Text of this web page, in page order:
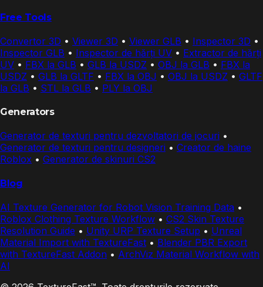
Free Tools
Convertor 3D • Viewer 3D • Viewer GLB • Inspector 3D •
Inspector GLB • Inspector de hărți UV • Extractor de hărți
UV • FBX la GLB • GLB la USDZ • OBJ la GLB • FBX la
USDZ • GLB la GLTF • FBX la OBJ • OBJ la USDZ • GLTF
la GLB • STL la GLB • PLY la OBJ
Generators
Generator de texturi pentru dezvoltatori de jocuri •
Generator de texturi pentru designeri • Creator de haine
Roblox • Generator de skinuri CS2
Blog
AI Texture Generator for Robot Vision Training Data •
Roblox Clothing Texture Workflow • CS2 Skin Texture
Resolution Guide • Unity URP Texture Setup • Unreal
Material Import with TextureFast • Blender PBR Export
with TextureFast Addon • ArchViz Material Workflow with
AI